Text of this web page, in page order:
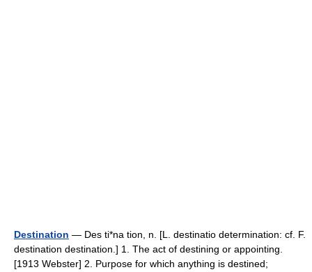
Destination — Des ti*na tion, n. [L. destinatio determination: cf. F.
destination destination.] 1. The act of destining or appointing.
[1913 Webster] 2. Purpose for which anything is destined;